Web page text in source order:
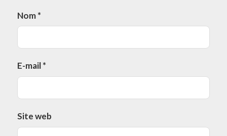
Nom*
E-mail*
Site web